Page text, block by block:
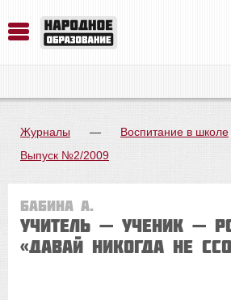
Журналы — Воспитание в школе
Выпуск №2/2009
Бабина А.
Учитель — ученик —
«Давай никогда не